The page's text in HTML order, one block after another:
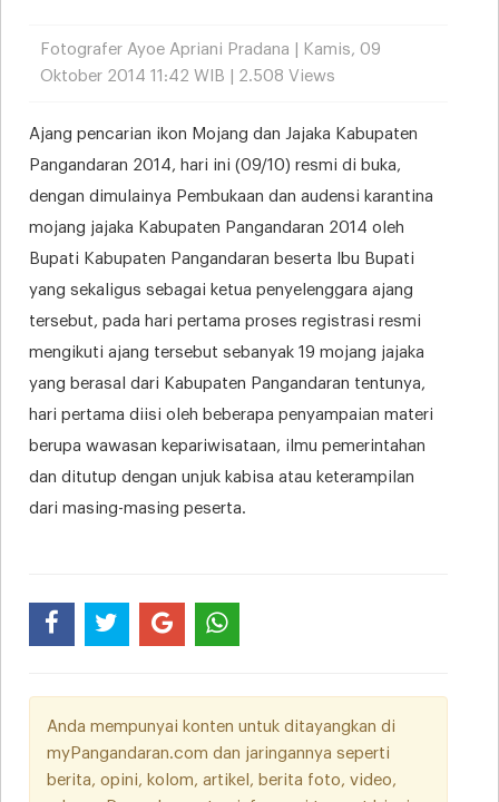
Fotografer Ayoe Apriani Pradana | Kamis, 09
Oktober 2014 11:42 WIB | 2.508 Views
Ajang pencarian ikon Mojang dan Jajaka Kabupaten
Pangandaran 2014, hari ini (09/10) resmi di buka,
dengan dimulainya Pembukaan dan audensi karantina
mojang jajaka Kabupaten Pangandaran 2014 oleh
Bupati Kabupaten Pangandaran beserta Ibu Bupati
yang sekaligus sebagai ketua penyelenggara ajang
tersebut, pada hari pertama proses registrasi resmi
mengikuti ajang tersebut sebanyak 19 mojang jajaka
yang berasal dari Kabupaten Pangandaran tentunya,
hari pertama diisi oleh beberapa penyampaian materi
berupa wawasan kepariwisataan, ilmu pemerintahan
dan ditutup dengan unjuk kabisa atau keterampilan
dari masing-masing peserta.
Anda mempunyai konten untuk ditayangkan di
myPangandaran.com dan jaringannya seperti
berita, opini, kolom, artikel, berita foto, video,